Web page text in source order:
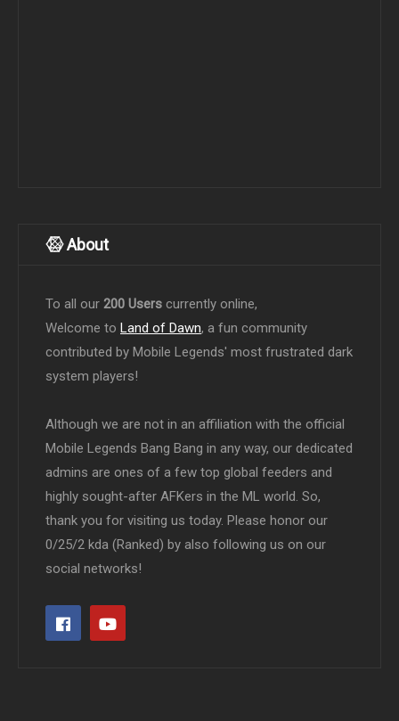
About
To all our 200 Users currently online,
Welcome to Land of Dawn, a fun community
contributed by Mobile Legends' most frustrated dark
system players!
Although we are not in an affiliation with the official
Mobile Legends Bang Bang in any way, our dedicated
admins are ones of a few top global feeders and
highly sought-after AFKers in the ML world. So,
thank you for visiting us today. Please honor our
0/25/2 kda (Ranked) by also following us on our
social networks!